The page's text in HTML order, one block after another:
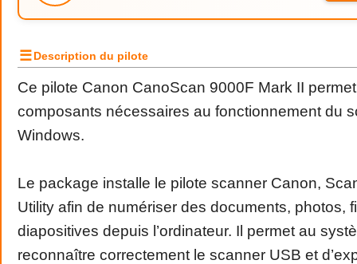
☰Description du pilote
Ce pilote Canon CanoScan 9000F Mark II permet
composants nécessaires au fonctionnement du
Windows.
Le package installe le pilote scanner Canon,
Utility afin de numériser des documents, photos,
diapositives depuis l’ordinateur. Il permet au
reconnaître correctement le scanner USB et